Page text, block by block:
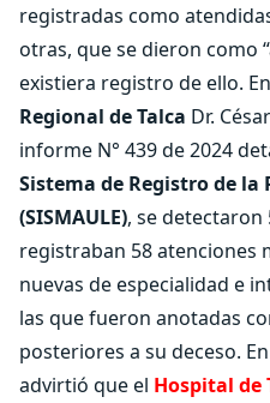
registradas como
otras, que se dieron como
existiera registro de ello.
Regional de Talca Dr.
informe N° 439 de 2024
Sistema de Registro de la
(SISMAULE), se detectaron
registraban 58 atenciones
nuevas de especialidad e
las que fueron anotadas
posteriores a su deceso.
advirtió que el Hospital de